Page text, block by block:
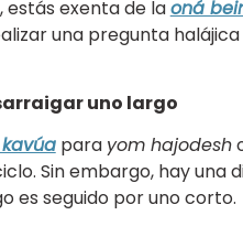
estás exenta de laoná
una pregunta
uno largo
para yom hajodesh
Sin embargo, hay una
es seguido por uno corto.